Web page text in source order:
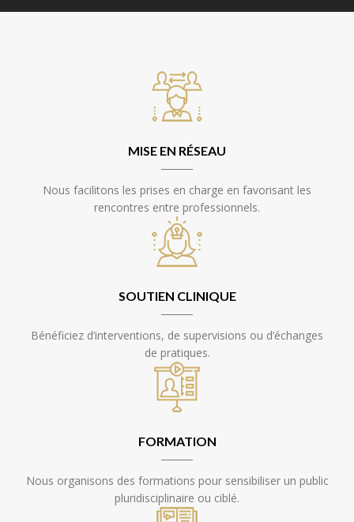
MISE EN RÉSEAU
Nous facilitons les prises en charge en favorisant les
rencontres entre professionnels.
SOUTIEN CLINIQUE
Bénéficiez d’interventions, de supervisions ou d’échanges
de pratiques.
FORMATION
Nous organisons des formations pour sensibiliser un public
pluridisciplinaire ou ciblé.